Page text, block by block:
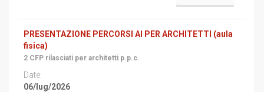
PRESENTAZIONE PERCORSI AI PER ARCHITETTI (aula
fisica)
2 CFP rilasciati per architetti p.p.c.
06/lug/2026